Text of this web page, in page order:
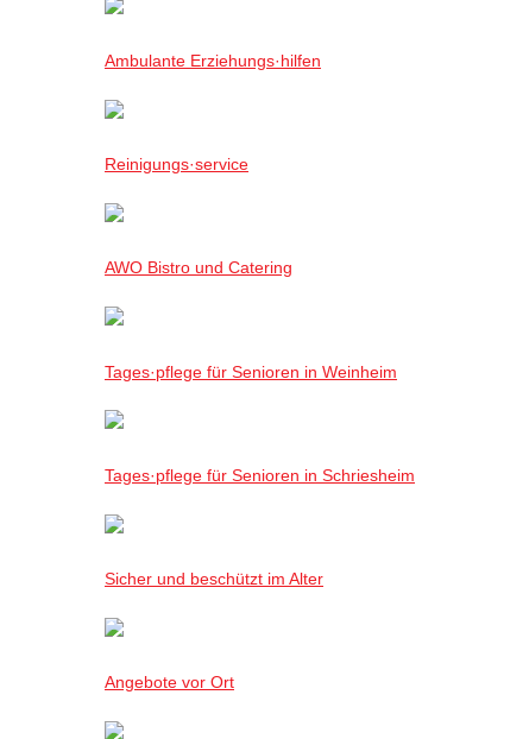
Ambulante Erziehungs·hilfen
Reinigungs·service
AWO Bistro und Catering
Tages·pflege für Senioren in Weinheim
Tages·pflege für Senioren in Schriesheim
Sicher und beschützt im Alter
Angebote vor Ort